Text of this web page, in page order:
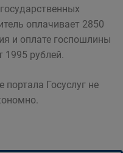
оплачивает 2850
и оплате госпошлины
1995 рублей.
Госуслуг не